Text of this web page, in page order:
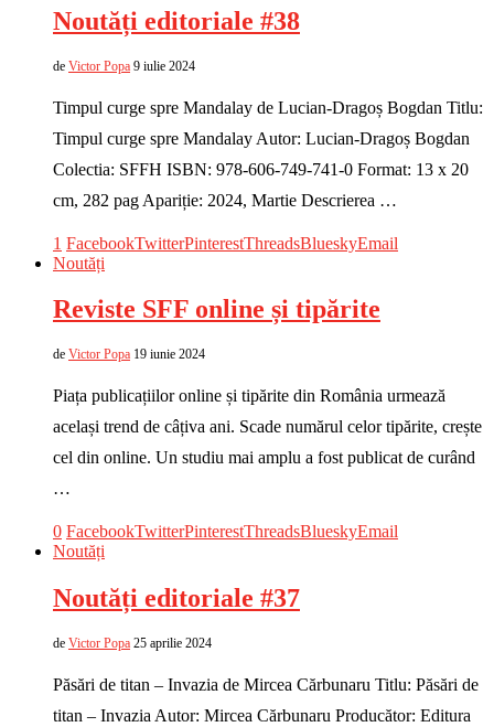
Noutăți editoriale #38
de Victor Popa 9 iulie 2024
Timpul curge spre Mandalay de Lucian-Dragoș Bogdan Titlu:
Timpul curge spre Mandalay Autor: Lucian-Dragoș Bogdan
Colectia: SFFH ISBN: 978-606-749-741-0 Format: 13 x 20
cm, 282 pag Apariție: 2024, Martie Descrierea …
1 FacebookTwitterPinterestThreadsBlueskyEmail
Noutăți
Reviste SFF online și tipărite
de Victor Popa 19 iunie 2024
Piața publicațiilor online și tipărite din România urmează
același trend de câțiva ani. Scade numărul celor tipărite, crește
cel din online. Un studiu mai amplu a fost publicat de curând
…
0 FacebookTwitterPinterestThreadsBlueskyEmail
Noutăți
Noutăți editoriale #37
de Victor Popa 25 aprilie 2024
Păsări de titan – Invazia de Mircea Cărbunaru Titlu: Păsări de
titan – Invazia Autor: Mircea Cărbunaru Producător: Editura